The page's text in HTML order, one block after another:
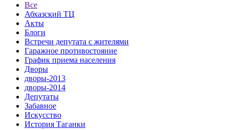
Все
Абхазский ТЦ
Акты
Блоги
Встречи депутата с жителями
Гаражное противостояние
График приема населения
Дворы
дворы-2013
дворы-2014
Депутаты
Забавное
Искусство
История Таганки